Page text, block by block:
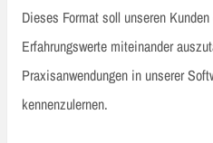
Dieses Format soll unseren
Erfahrungswerte miteinander
Praxisanwendungen in unserer
kennenzulernen.